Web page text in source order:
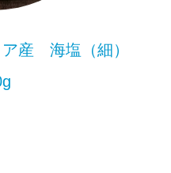
ア産 海塩（細）